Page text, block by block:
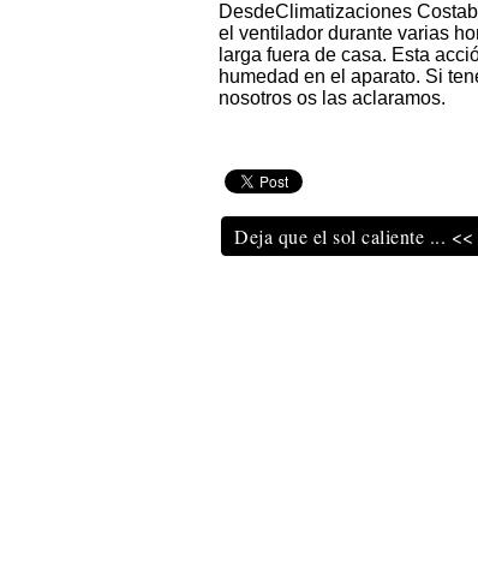
DesdeClimatizaciones
el ventilador durante varias
larga fuera de casa. Esta
humedad en el aparato. Si
nosotros os las aclaramos.
Deja que el sol caliente ... <<